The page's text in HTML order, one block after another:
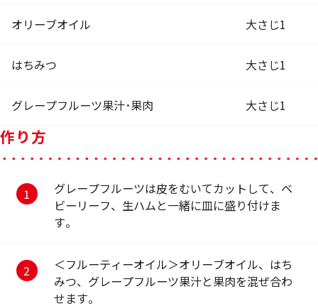
オリーブオイル 大さじ1
はちみつ 大さじ1
グレープフルーツ果汁･果肉 大さじ1
作り方
グレープフルーツは皮をむいてカットして、ベ
ビーリーフ、生ハムと一緒に皿に盛り付けま
す。
＜フルーティーオイル＞オリーブオイル、はち
みつ、グレープフルーツ果汁と果肉を混ぜ合わ
せます。